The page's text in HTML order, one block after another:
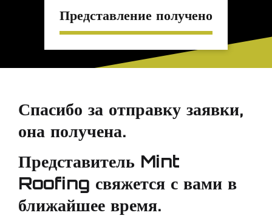
Представление получено
Спасибо за отправку заявки,
она получена.
Представитель Mint
Roofing свяжется с вами в
ближайшее время.